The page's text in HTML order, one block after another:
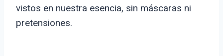
vistos en nuestra esencia, sin máscaras ni
pretensiones.